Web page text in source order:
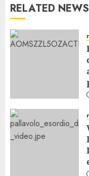
RELATED NEWS